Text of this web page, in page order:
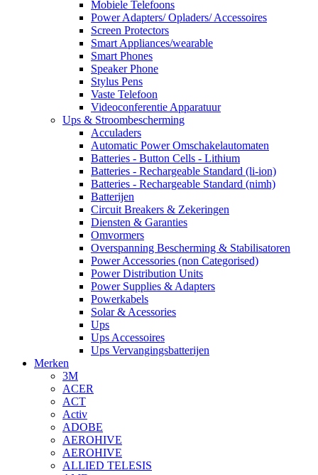
Mobiele Telefoons
Power Adapters/ Opladers/ Accessoires
Screen Protectors
Smart Appliances/wearable
Smart Phones
Speaker Phone
Stylus Pens
Vaste Telefoon
Videoconferentie Apparatuur
Ups & Stroombescherming
Acculaders
Automatic Power Omschakelautomaten
Batteries - Button Cells - Lithium
Batteries - Rechargeable Standard (li-ion)
Batteries - Rechargeable Standard (nimh)
Batterijen
Circuit Breakers & Zekeringen
Diensten & Garanties
Omvormers
Overspanning Bescherming & Stabilisatoren
Power Accessories (non Categorised)
Power Distribution Units
Power Supplies & Adapters
Powerkabels
Solar & Acessories
Ups
Ups Accessoires
Ups Vervangingsbatterijen
Merken
3M
ACER
ACT
Activ
ADOBE
AEROHIVE
AEROHIVE
ALLIED TELESIS